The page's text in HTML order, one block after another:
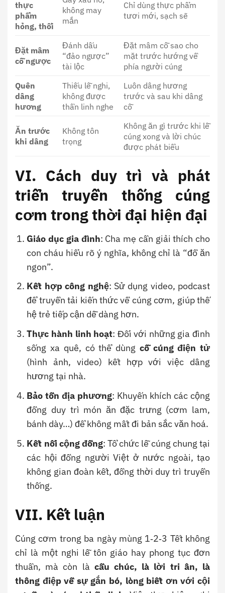
thực
phẩm
hỏng, thối
không may
mắn
Chỉ dùng thực phẩm
tươi mới, sạch sẽ
Đặt mâm
cỗ ngược
Đánh dấu
“đảo ngược”
tài lộc
Đặt mâm cỗ sao cho
mặt trước hướng về
phía người cúng
Quên
dâng
hương
Thiếu lễ nghi,
không được
thần linh nghe
Luôn dâng hương
trước và sau khi dâng
cỗ
Ăn trước
khi dâng
Không tôn
trọng
Không ăn gì trước khi lễ
cúng xong và lời chúc
được phát biểu
VI. Cách duy trì và phát
triển truyền thống cúng
cơm trong thời đại hiện đại
Giáo dục gia đình: Cha mẹ cần giải thích cho
con cháu hiểu rõ ý nghĩa, không chỉ là “đồ ăn
ngon”.
Kết hợp công nghệ: Sử dụng video, podcast
để truyền tải kiến thức về cúng cơm, giúp thế
hệ trẻ tiếp cận dễ dàng hơn.
Thực hành linh hoạt: Đối với những gia đình
sống xa quê, có thể dùng cỗ cúng điện tử
(hình ảnh, video) kết hợp với việc dâng
hương tại nhà.
Bảo tồn địa phương: Khuyến khích các cộng
đồng duy trì món ăn đặc trưng (cơm lam,
bánh dày…) để không mất đi bản sắc văn hoá.
Kết nối cộng đồng: Tổ chức lễ cúng chung tại
các hội đồng người Việt ở nước ngoài, tạo
không gian đoàn kết, đồng thời duy trì truyền
thống.
VII. Kết luận
Cúng cơm trong ba ngày mùng 1‑2‑3 Tết không
chỉ là một nghi lễ tôn giáo hay phong tục đơn
thuần, mà còn là cầu chúc, là lời tri ân, là
thông điệp về sự gắn bó, lòng biết ơn với cội